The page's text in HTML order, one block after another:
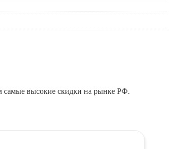
самые высокие скидки на рынке РФ.